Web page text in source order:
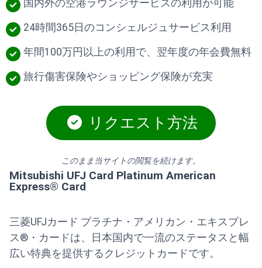
国内外の空港ラウンジサービスの利用が可能
24時間365日のコンシェルジュサービス利用
年間100万円以上の利用で、翌年度の年会費無料
旅行傷害保険やショッピング保険が充実
リクエスト方法
このまま当サイトの閲覧を続けます。
Mitsubishi UFJ Card Platinum American
Express® Card
三菱UFJカード プラチナ・アメリカン・エキスプレ
ス®・カードは、日本国内で一流のステータスと幅
広い特典を提供するクレジットカードです。